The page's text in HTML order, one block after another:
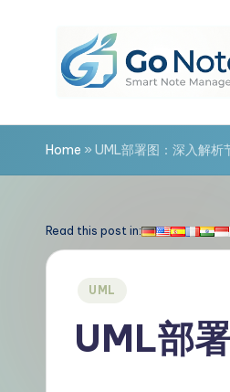
G
o
o
Home » UML部署图：深入解析
Read this post in:
Posted
UML
UML部